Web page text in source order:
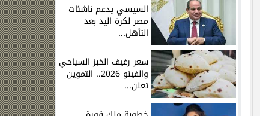
السيسي يدعم ناشئات
مصر لكرة اليد بعد
التأهل...
سعر رغيف الخبز السياحي
والفينو 2026.. التموين
تعلن...